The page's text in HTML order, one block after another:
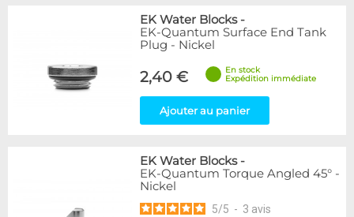
EK Water Blocks-
EK-Quantum Surface End Tank
Plug - Nickel
2,40 €
En stock
Expédition immédiate
Ajouter au panier
EK Water Blocks-
EK-Quantum Torque Angled 45° -
Nickel
5/5 - 3 avis